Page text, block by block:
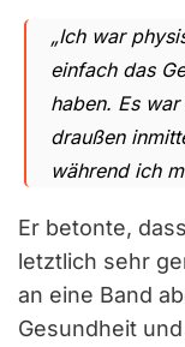
„Ich war
einfach das
haben. Es
draußen
während ich
Er betonte,
letztlich sehr
an eine Band
Gesundheit